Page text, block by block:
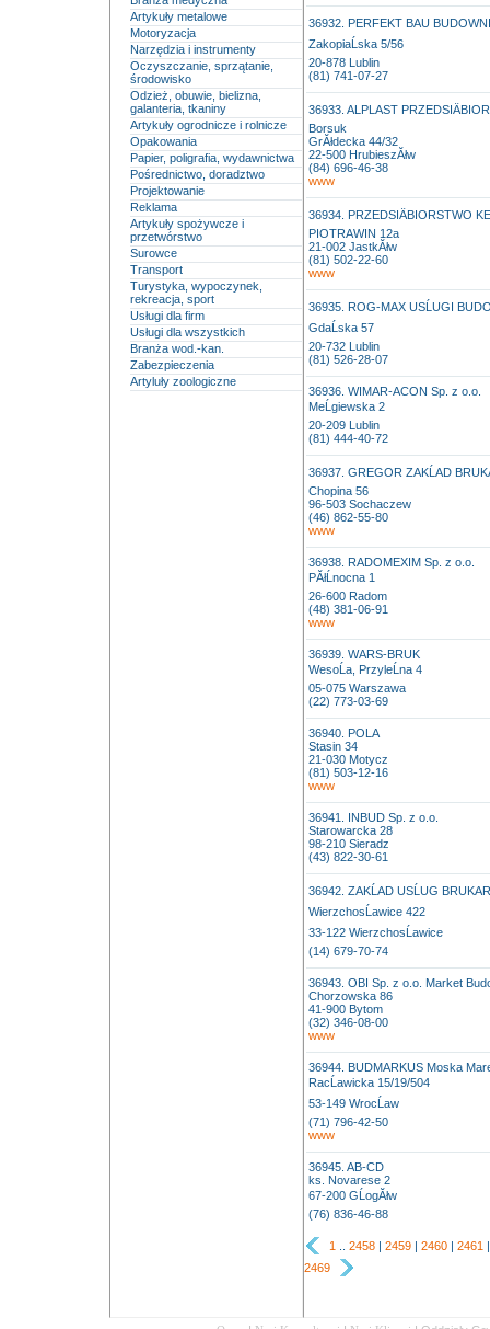
Artykuły metalowe
Motoryzacja
Narzędzia i instrumenty
Oczyszczanie, sprzątanie,
środowisko
Odzież, obuwie, bielizna,
galanteria, tkaniny
Artykuły ogrodnicze i rolnicze
Opakowania
Papier, poligrafia, wydawnictwa
Pośrednictwo, doradztwo
Projektowanie
Reklama
Artykuły spożywcze i
przetwórstwo
Surowce
Transport
Turystyka, wypoczynek,
rekreacja, sport
Usługi dla firm
Usługi dla wszystkich
Branża wod.-kan.
Zabezpieczenia
Artyluły zoologiczne
36932. PERFEKT BAU
ZakopiaĹska 5/56
20-878 Lublin
(81) 741-07-27
36933. ALPLAST
Borsuk
GrĂłdecka 44/32
22-500 HrubieszĂłw
(84) 696-46-38
www
36934. PRZEDSIÄBIORSTWO
PIOTRAWIN 12a
21-002 JastkĂłw
(81) 502-22-60
www
36935. ROG-MAX USĹUGI
GdaĹska 57
20-732 Lublin
(81) 526-28-07
36936. WIMAR-ACON Sp. z o.o.
MeĹgiewska 2
20-209 Lublin
(81) 444-40-72
36937. GREGOR ZAKĹAD
Chopina 56
96-503 Sochaczew
(46) 862-55-80
www
36938. RADOMEXIM Sp. z o.o.
PĂłĹnocna 1
26-600 Radom
(48) 381-06-91
www
36939. WARS-BRUK
WesoĹa, PrzyleĹna 4
05-075 Warszawa
(22) 773-03-69
36940. POLA
Stasin 34
21-030 Motycz
(81) 503-12-16
www
36941. INBUD Sp. z o.o.
Starowarcka 28
98-210 Sieradz
(43) 822-30-61
36942. ZAKĹAD USĹUG
WierzchosĹawice 422
33-122 WierzchosĹawice
(14) 679-70-74
36943. OBI Sp. z o.o. Market
Chorzowska 86
41-900 Bytom
(32) 346-08-00
www
36944. BUDMARKUS Moska
RacĹawicka 15/19/504
53-149 WrocĹaw
(71) 796-42-50
www
36945. AB-CD
ks. Novarese 2
67-200 GĹogĂłw
(76) 836-46-88
1 2458 | 2459 | 2460 | 2461
2469